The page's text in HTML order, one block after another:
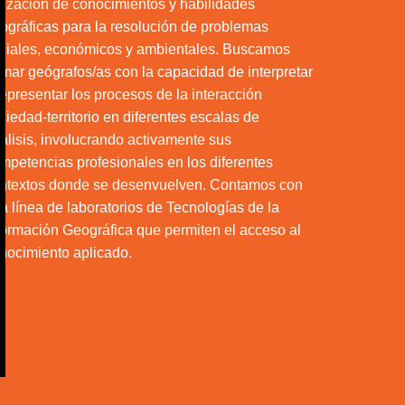
de conocimientos y habilidades
para la resolución de problemas
económicos y ambientales. Buscamos
geógrafos/as con la capacidad de interpretar
los procesos de la interacción
territorio en diferentes escalas de
involucrando activamente sus
profesionales en los diferentes
donde se desenvuelven. Contamos con
línea de laboratorios de Tecnologías de la
Geográfica que permiten el acceso al
aplicado.